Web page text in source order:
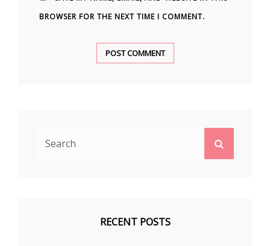
BROWSER FOR THE NEXT TIME I COMMENT.
RECENT POSTS